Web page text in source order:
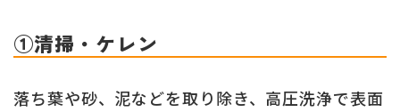
①清掃・ケレン
落ち葉や砂、泥などを取り除き、高圧洗浄で表面